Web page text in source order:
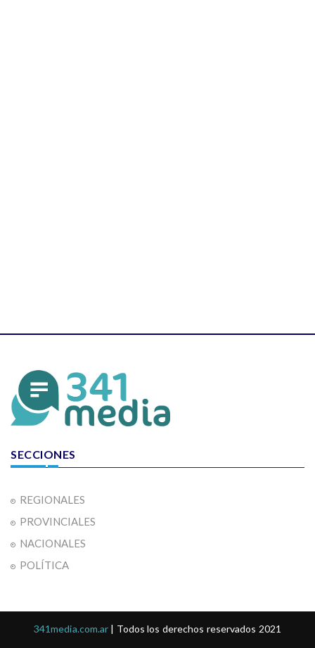
SECCIONES
REGIONALES
PROVINCIALES
NACIONALES
POLÍTICA
341media.com.ar | Todos los derechos reservados 2021